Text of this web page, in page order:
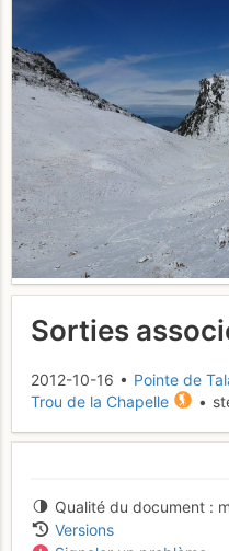
Sorties
2012-10-16 • Pointe de
Trou de la Chapelle
•
Qualité du document
Versions